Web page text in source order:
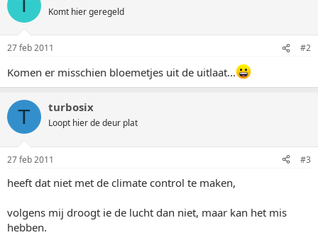
T Komt hier geregeld
27 feb 2011 #2
Komen er misschien bloemetjes uit de uitlaat...
T turbosix
Loopt hier de deur plat
27 feb 2011 #3
heeft dat niet met de climate control te maken,
volgens mij droogt ie de lucht dan niet, maar kan het mis
hebben.